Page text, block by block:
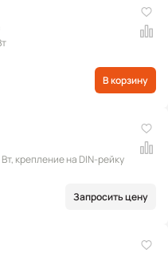
В корзину
крепление на DIN-рейку
Запросить цену